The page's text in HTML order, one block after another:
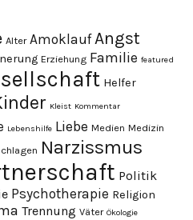
Alter Amoklauf Angst
Erziehung Familie featured
Helfer
Kleist Kommentar
Lebenshilfe Liebe Medien Medizin
Narzissmus
Politik
Psychotherapie Religion
Trennung Väter Ökologie